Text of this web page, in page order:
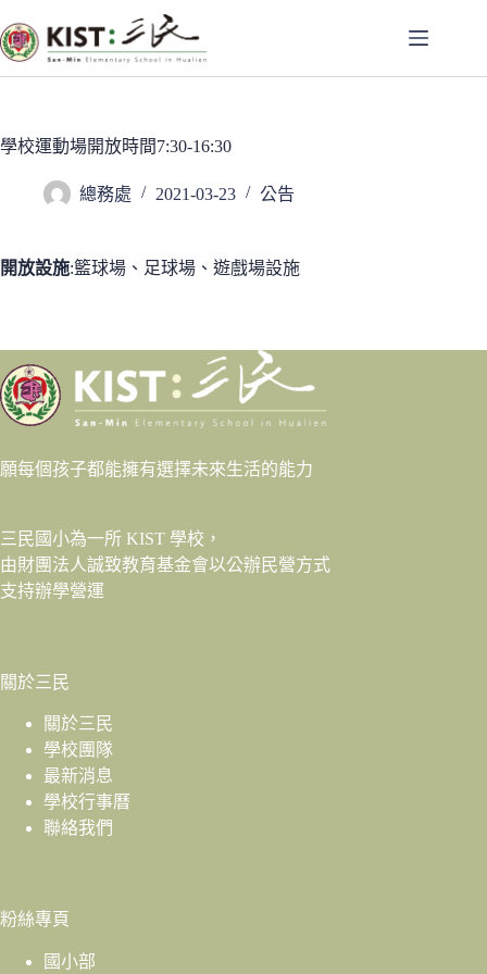
至
主
容
學校運動場開放時間7:30-16:30
總務處 2021-03-23 公告
開放設施:籃球場、足球場、遊戲場設施
願每個孩子都能擁有選擇未來生活的能力
三民國小為一所 KIST 學校，
由財團法人誠致教育基金會以公辦民營方式
支持辦學營運
關於三民
關於三民
學校團隊
最新消息
學校行事曆
聯絡我們
粉絲專頁
國小部